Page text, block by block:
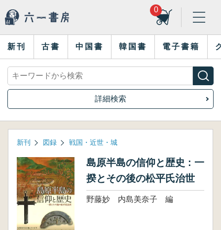
0
新刊 古書 中国書 韓国書 電子書籍
詳細検索
新刊 図録 戦国・近世・城
島原半島の信仰と歴史 : 一
揆とその後の松平氏治世
野藤妙 内島美奈子 編